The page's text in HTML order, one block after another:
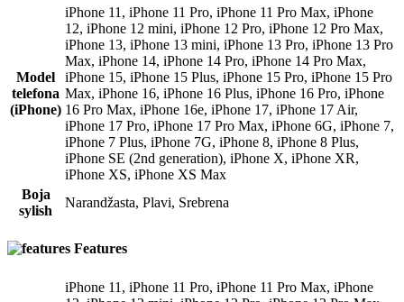
Model
telefona
(iPhone)
iPhone 11 , iPhone 11 Pro, iPhone 11 Pro Max, iPhone
12, iPhone 12 mini, iPhone 12 Pro, iPhone 12 Pro Max,
iPhone 13, iPhone 13 mini, iPhone 13 Pro, iPhone 13 Pro
Max, iPhone 14, iPhone 14 Pro, iPhone 14 Pro Max,
iPhone 15, iPhone 15 Plus, iPhone 15 Pro, iPhone 15 Pro
Max, iPhone 16, iPhone 16 Plus, iPhone 16 Pro, iPhone
16 Pro Max, iPhone 16e, iPhone 17, iPhone 17 Air,
iPhone 17 Pro, iPhone 17 Pro Max, iPhone 6G, iPhone 7,
iPhone 7 Plus, iPhone 7G, iPhone 8, iPhone 8 Plus,
iPhone SE (2nd generation), iPhone X, iPhone XR,
iPhone XS, iPhone XS Max
Boja
sylish
Narandžasta, Plavi, Srebrena
Features
iPhone 11 , iPhone 11 Pro, iPhone 11 Pro Max, iPhone